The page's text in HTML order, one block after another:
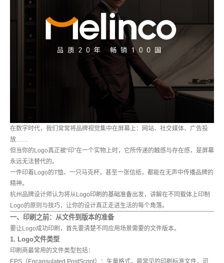
在数字时代，我们常常将品牌视觉集中在屏幕上：网站、社交媒体、广告投
放……
但当你的Logo真正被“印”在一个实物上时，它所传递的触感与存在感，是屏幕
永远无法替代的。
一件印着Logo的T恤、一只马克杯，甚至一张信纸，都能在无声中传播品牌的
精神。
杭州品牌设计师认为将从Logo印刷的基础准备出发，讲解在不同载体上印制
Logo的原则与技巧，让你的设计真正走进生活的每个角落。
一、印刷之前：从文件到版本的准备
要让Logo成功印刷，首先要清楚不同应用场景需要的文件版本。
1. Logo文件类型
印刷商最常用的文件类型包括：
EPS（Encapsulated PostScript）
：矢量格式，最常见的印刷标准文件，可